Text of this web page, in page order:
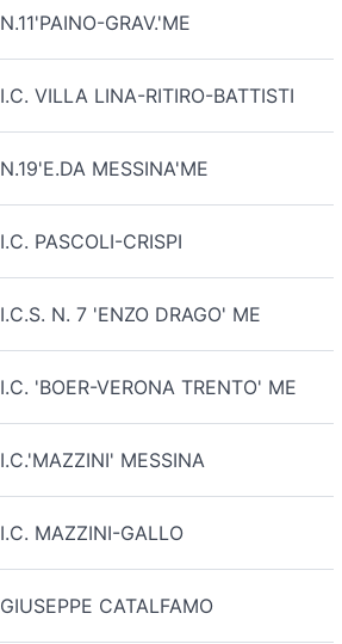
N.11'PAINO-GRAV.'ME
I.C. VILLA LINA-RITIRO-BATTISTI
N.19'E.DA MESSINA'ME
I.C. PASCOLI-CRISPI
I.C.S. N. 7 'ENZO DRAGO' ME
I.C. 'BOER-VERONA TRENTO' ME
I.C.'MAZZINI' MESSINA
I.C. MAZZINI-GALLO
GIUSEPPE CATALFAMO